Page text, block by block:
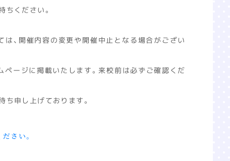
ください。
は、開催内容の変更や開催中止となる場合がござい
ページに掲載いたします。来校前は必ずご確認くだ
ち申し上げております。
さい。